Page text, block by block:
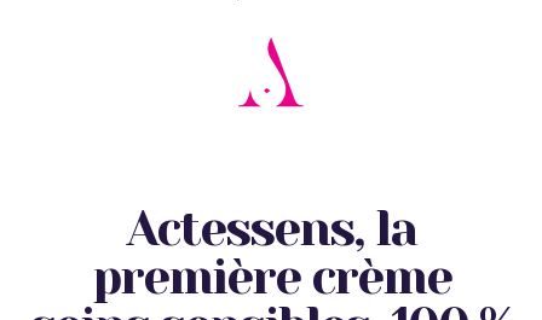
Actessens, la
première crème